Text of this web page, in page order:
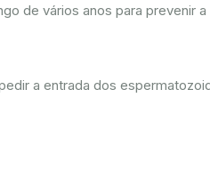
de vários anos para prevenir a
a entrada dos